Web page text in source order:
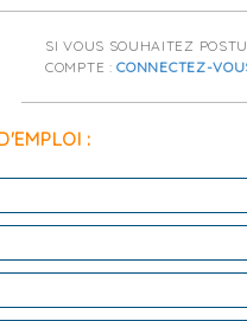
SI VOUS SOUHAITEZ
COMPTE :CONNECTEZ-
: